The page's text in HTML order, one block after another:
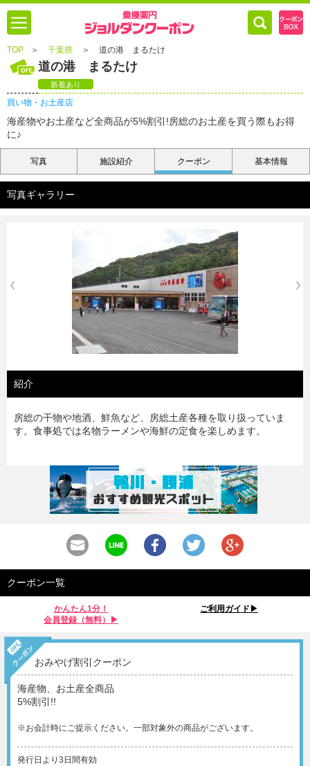
TOP ＞ 千葉県 ＞ 道の港 まるたけ
道の港 まるたけ
新着あり
買い物・お土産店
海産物やお土産など全商品が5%割引!房総のお土産を買う際もお得
に♪
写真 施設紹介 クーポン 基本情報
写真ギャラリー
紹介
房総の干物や地酒、鮮魚など、房総土産各種を取り扱っていま
す。食事処では名物ラーメンや海鮮の定食を楽しめます。
クーポン一覧
かんたん1分！
会員登録（無料）▶︎
ご利用ガイド▶︎
おみやげ割引クーポン
海産物、お土産全商品
5%割引!!
※お会計時にご提示ください。一部対象外の商品がございます。
発行日より3日間有効